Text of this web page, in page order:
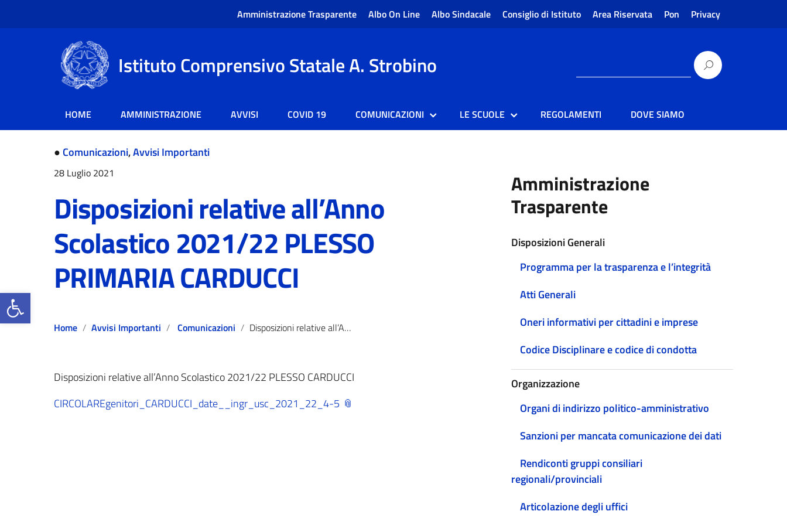
Open toolbar
Amministrazione Trasparente Albo On Line Albo Sindacale Consiglio di Istituto Area Riservata Pon Privacy
Istituto Comprensivo Statale A. Strobino
HOME AMMINISTRAZIONE AVVISI COVID 19 COMUNICAZIONI LE SCUOLE REGOLAMENTI DOVE SIAMO
● Comunicazioni,Avvisi Importanti
28 Luglio 2021
Disposizioni relative all’Anno
Scolastico 2021/22 PLESSO
PRIMARIA CARDUCCI
Home Avvisi Importanti Comunicazioni Disposizioni relative all’Anno Scolastico 2021/22 PLESSO PRIMARIA CARDUCCI
Disposizioni relative all’Anno Scolastico 2021/22 PLESSO CARDUCCI
CIRCOLAREgenitori_CARDUCCI_date__ingr_usc_2021_22_4-5
Amministrazione
Trasparente
Disposizioni Generali
Programma per la trasparenza e l’integrità
Atti Generali
Oneri informativi per cittadini e imprese
Codice Disciplinare e codice di condotta
Organizzazione
Organi di indirizzo politico-amministrativo
Sanzioni per mancata comunicazione dei dati
Rendiconti gruppi consiliari
regionali/provinciali
Articolazione degli uffici